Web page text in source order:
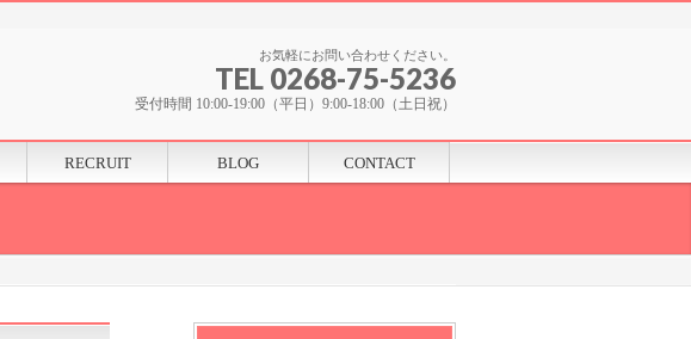
お気軽にお問い合わせください。
TEL 0268-75-5236
受付時間 10:00-19:00（平日）9:00-18:00（土日祝）
RECRUIT BLOG CONTACT